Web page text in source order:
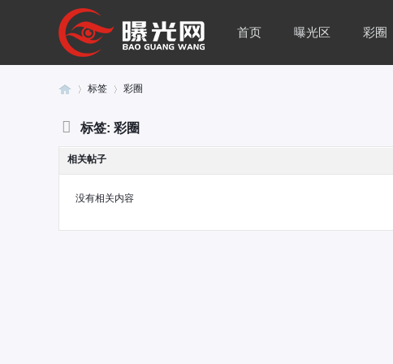
首页 曝光区 彩圈
曝 ›
标签 彩圈
标签: 彩圈
相关帖子
没有相关内容